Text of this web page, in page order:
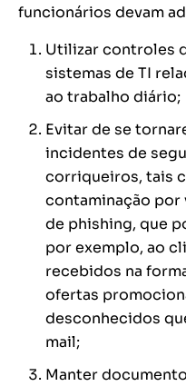
funcionários devam
Utilizar controles
sistemas de TI
ao trabalho diário;
Evitar de se
incidentes de
corriqueiros, tais
contaminação por
de phishing, que
por exemplo, ao
recebidos na
ofertas
desconhecidos
mail;
Manter